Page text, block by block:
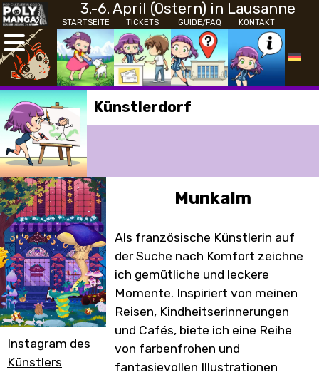
3.-6. April (Ostern) in Lausanne
STARTSEITE TICKETS GUIDE/FAQ KONTAKT
Künstlerdorf
Instagram des
Künstlers
Munkalm
Als französische Künstlerin auf
der Suche nach Komfort zeichne
ich gemütliche und leckere
Momente. Inspiriert von meinen
Reisen, Kindheitserinnerungen
und Cafés, biete ich eine Reihe
von farbenfrohen und
fantasievollen Illustrationen